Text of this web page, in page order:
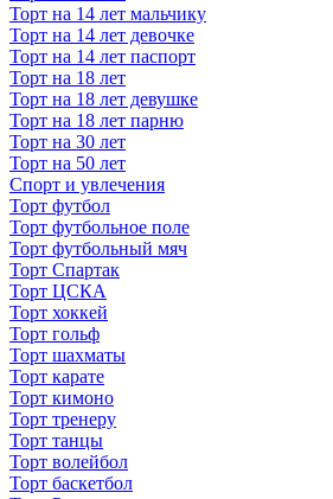
Торт на 14 лет мальчику
Торт на 14 лет девочке
Торт на 14 лет паспорт
Торт на 18 лет
Торт на 18 лет девушке
Торт на 18 лет парню
Торт на 30 лет
Торт на 50 лет
Спорт и увлечения
Торт футбол
Торт футбольное поле
Торт футбольный мяч
Торт Спартак
Торт ЦСКА
Торт хоккей
Торт гольф
Торт шахматы
Торт карате
Торт кимоно
Торт тренеру
Торт танцы
Торт волейбол
Торт баскетбол